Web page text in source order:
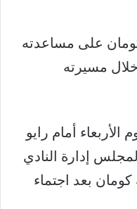
على مساعدته
مسيرته
خسارة برشلونة 1-0 يوم الأربعاء أمام رايو
لمجلس إدارة النادي
كومان بعد اجتماء